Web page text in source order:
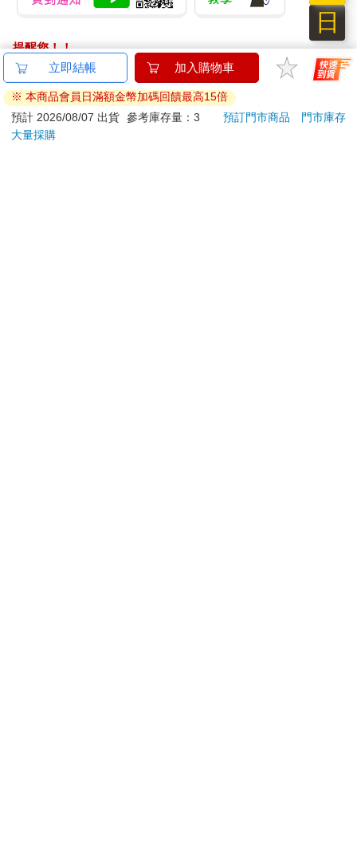
提醒您！！
金石堂及銀行均不會請您操作ATM! 如接獲電話要求您前往
ATM提款機，請不要聽從指示，以免受騙上當！
退換貨須知：
**提醒您，鑑賞期不等於試用期，退回商品須為全新狀態**
立即結帳 加入購物車
※ 本商品會員日滿額金幣加碼回饋最高15倍
預計 2026/08/07 出貨 參考庫存量：3 預訂門市商品
門市庫存
大量採購
日